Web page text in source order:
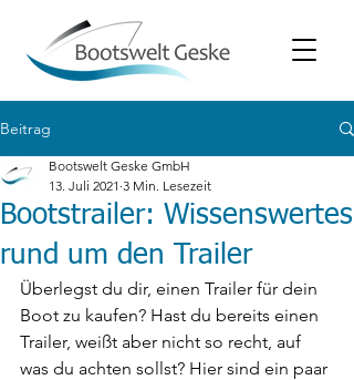
Beitrag
Bootstrailer: Wissenswertes
rund um den Trailer
Bootswelt Geske GmbH
13. Juli 2021 3 Min. Lesezeit
Überlegst du dir, einen Trailer für dein
Boot zu kaufen? Hast du bereits einen
Trailer, weißt aber nicht so recht, auf
was du achten sollst? Hier sind ein paar